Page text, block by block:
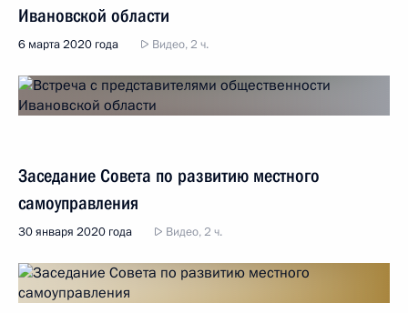
Ивановской области
6 марта 2020 года Видео, 2 ч.
Заседание Совета по развитию местного
самоуправления
30 января 2020 года Видео, 2 ч.